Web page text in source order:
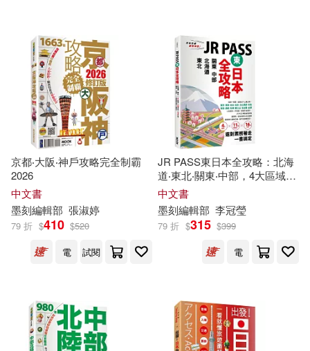
風車編輯部(357)
本書編輯部(305)
明霖編輯部(302)
大坤編輯部(258)
良品編輯部(254)
中華書局編輯部(242)
明霖(703)
南一(672)
奇鼎(502) 東雨文化(488)
人類文化(472)
中華書局(447) 風車(446)
人民郵電出版社(411)
香港商郭良蕙新事業有限公司(346)
可海外宅配(31134)
可港澳店取(28333)
可新加坡店取(28238)
本週上市新品(44)
京都‧大阪‧神戶攻略完全制霸
2026
中文書
墨刻編輯部 張淑婷
79 折 $410 $520
電
試閱
JR PASS東日本全攻略：北海
道‧東北‧關東‧中部，4大區域
x11種PASSx16條行程，選對
票照著走一書搞定
中文書
墨刻編輯部 李冠瑩
79 折 $315 $399
電